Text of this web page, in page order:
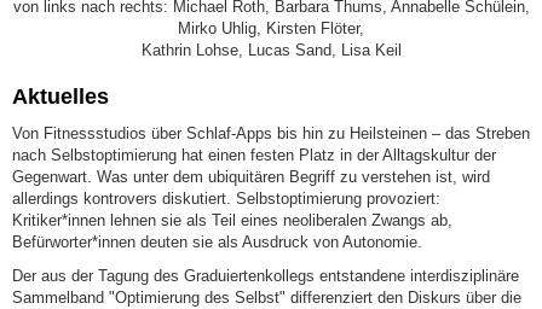
von links nach rechts: Michael Roth, Barbara Thums, Annabelle Schülein,
Mirko Uhlig, Kirsten Flöter,
Kathrin Lohse, Lucas Sand, Lisa Keil
Aktuelles
Von Fitnessstudios über Schlaf-Apps bis hin zu Heilsteinen – das Streben
nach Selbstoptimierung hat einen festen Platz in der Alltagskultur der
Gegenwart. Was unter dem ubiquitären Begriff zu verstehen ist, wird
allerdings kontrovers diskutiert. Selbstoptimierung provoziert:
Kritiker*innen lehnen sie als Teil eines neoliberalen Zwangs ab,
Befürworter*innen deuten sie als Ausdruck von Autonomie.
Der aus der Tagung des Graduiertenkollegs entstandene interdisziplinäre
Sammelband "Optimierung des Selbst" differenziert den Diskurs über die